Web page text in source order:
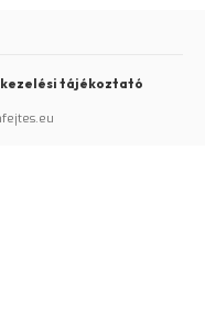
tájékoztató